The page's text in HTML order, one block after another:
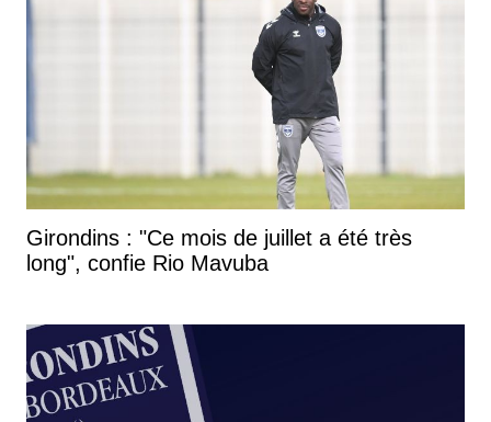
Girondins : "Ce mois de juillet a été très
long", confie Rio Mavuba